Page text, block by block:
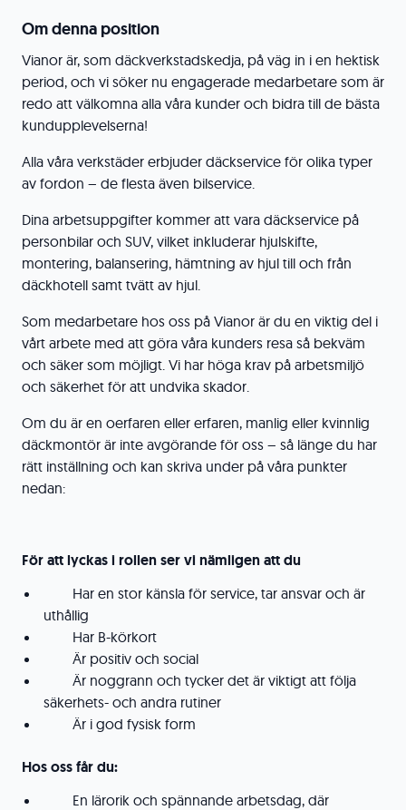
Om denna position
Vianor är, som däckverkstadskedja, på väg in i en hektisk
period, och vi söker nu engagerade medarbetare som är
redo att välkomna alla våra kunder och bidra till de bästa
kundupplevelserna!
Alla våra verkstäder erbjuder däckservice för olika typer
av fordon – de flesta även bilservice.
Dina arbetsuppgifter kommer att vara däckservice på
personbilar och SUV, vilket inkluderar hjulskifte,
montering, balansering, hämtning av hjul till och från
däckhotell samt tvätt av hjul.
Som medarbetare hos oss på Vianor är du en viktig del i
vårt arbete med att göra våra kunders resa så bekväm
och säker som möjligt. Vi har höga krav på arbetsmiljö
och säkerhet för att undvika skador.
Om du är en oerfaren eller erfaren, manlig eller kvinnlig
däckmontör är inte avgörande för oss – så länge du har
rätt inställning och kan skriva under på våra punkter
nedan:
För att lyckas i rollen ser vi nämligen att du
Har en stor känsla för service, tar ansvar och är
uthållig
Har B-körkort
Är positiv och social
Är noggrann och tycker det är viktigt att följa
säkerhets- och andra rutiner
Är i god fysisk form
Hos oss får du:
En lärorik och spännande arbetsdag, där